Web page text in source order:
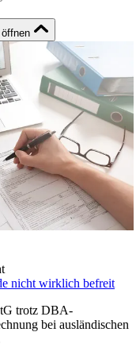
nicht wirklich befreit
trotz DBA-
bei ausländischen